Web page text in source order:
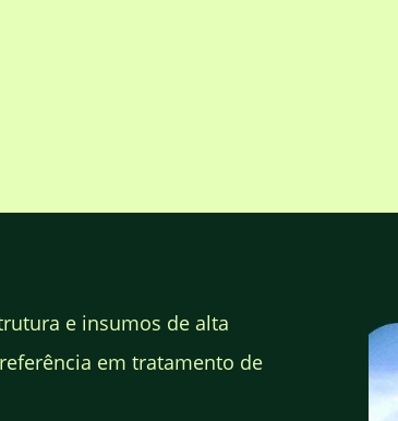
e insumos de alta
em tratamento de